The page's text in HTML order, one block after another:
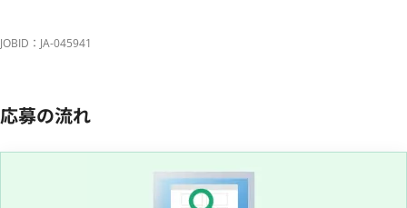
JOBID：JA-045941
応募の流れ